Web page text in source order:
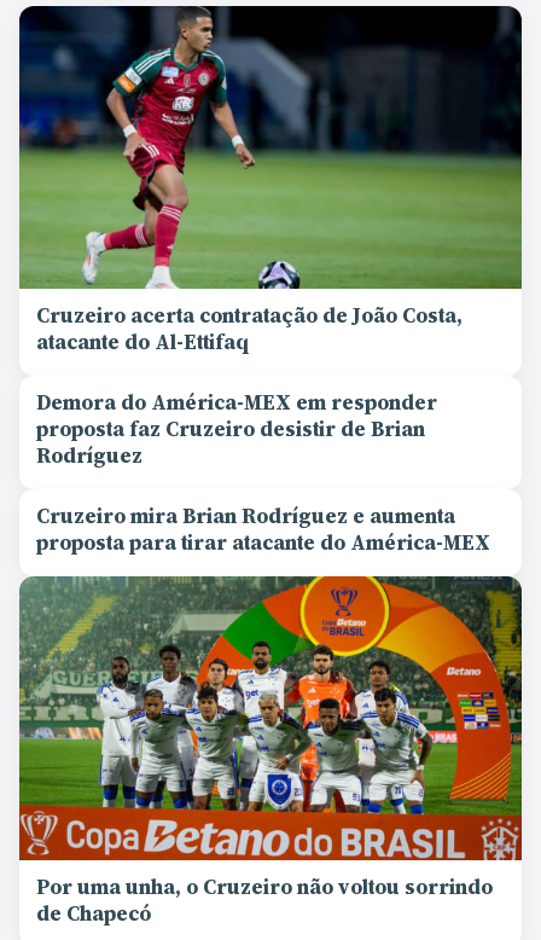
Cruzeiro acerta contratação de João Costa,
atacante do Al-Ettifaq
Demora do América-MEX em responder
proposta faz Cruzeiro desistir de Brian
Rodríguez
Cruzeiro mira Brian Rodríguez e aumenta
proposta para tirar atacante do América-MEX
Por uma unha, o Cruzeiro não voltou sorrindo
de Chapecó